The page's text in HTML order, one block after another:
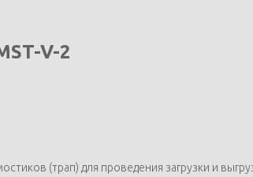
V-2
(трап) для проведения загрузки и